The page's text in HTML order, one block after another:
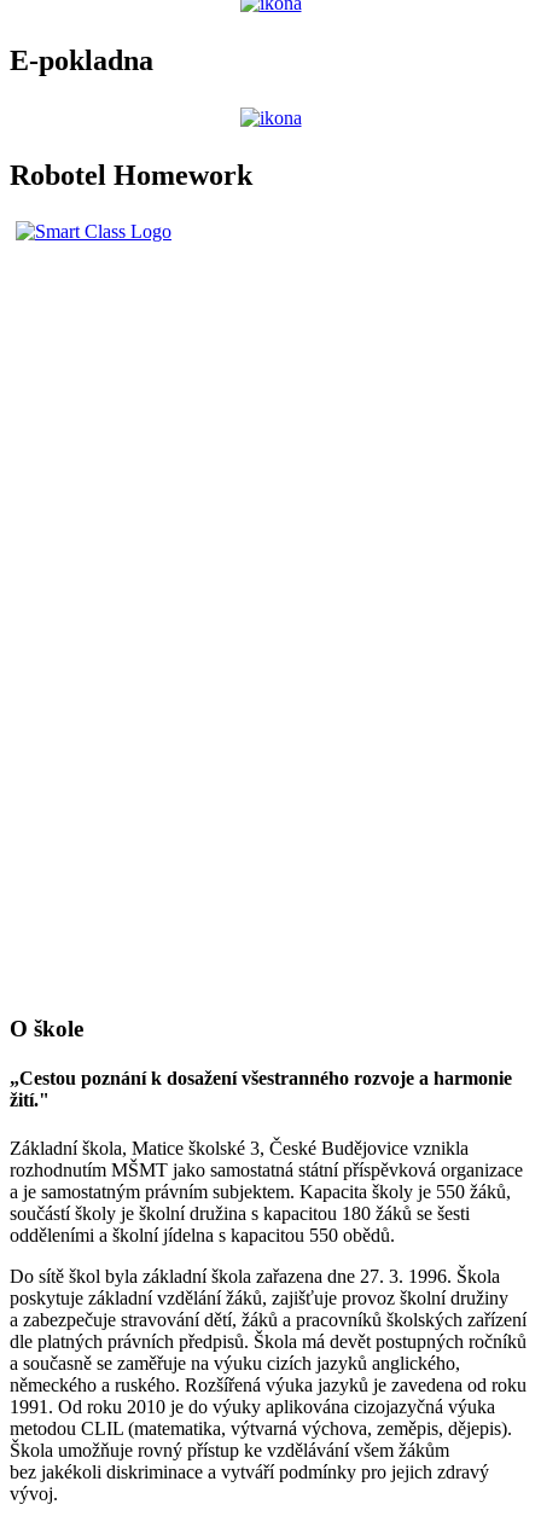
E-pokladna
Robotel Homework
O škole
„Cestou poznání k dosažení všestranného rozvoje a harmonie
žití."
Základní škola, Matice školské 3, České Budějovice vznikla
rozhodnutím MŠMT jako samostatná státní příspěvková organizace
a je samostatným právním subjektem. Kapacita školy je 550 žáků,
součástí školy je školní družina s kapacitou 180 žáků se šesti
odděleními a školní jídelna s kapacitou 550 obědů.
Do sítě škol byla základní škola zařazena dne 27. 3. 1996. Škola
poskytuje základní vzdělání žáků, zajišťuje provoz školní družiny
a zabezpečuje stravování dětí, žáků a pracovníků školských zařízení
dle platných právních předpisů. Škola má devět postupných ročníků
a současně se zaměřuje na výuku cizích jazyků anglického,
německého a ruského. Rozšířená výuka jazyků je zavedena od roku
1991. Od roku 2010 je do výuky aplikována cizojazyčná výuka
metodou CLIL (matematika, výtvarná výchova, zeměpis, dějepis).
Škola umožňuje rovný přístup ke vzdělávání všem žákům
bez jakékoli diskriminace a vytváří podmínky pro jejich zdravý
vývoj.